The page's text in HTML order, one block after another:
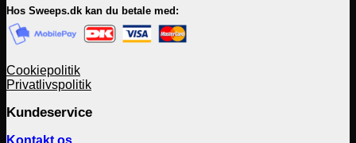
Hos Sweeps.dk kan du betale med:
Cookiepolitik
Privatlivspolitik
Kundeservice
Kontakt os